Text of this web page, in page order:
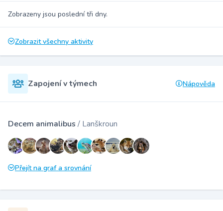
Zobrazeny jsou poslední tři dny.
Zobrazit všechny aktivity
Zapojení v týmech Nápověda
Decem animalibus / Lanškroun
Přejít na graf a srovnání